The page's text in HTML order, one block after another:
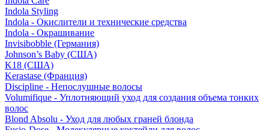
Indola Styling
Indola - Окислители и технические средства
Indola - Окрашивание
Invisibobble (Германия)
Johnson’s Baby (США)
K18 (США)
Kerastase (Франция)
Discipline - Непослушные волосы
Volumifique - Уплотняющий уход для создания объема тонких
волос
Blond Absolu - Уход для любых граней блонда